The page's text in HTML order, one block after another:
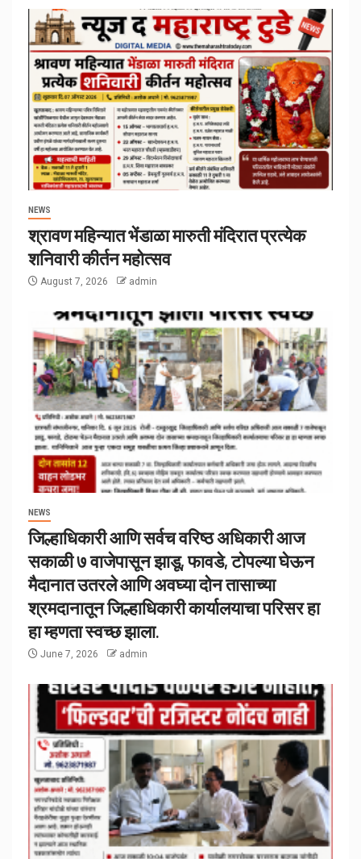
NEWS
श्रावण महिन्यात भेंडाळा मारुती मंदिरात प्रत्येक
शनिवारी कीर्तन महोत्सव
August 7, 2026 admin
NEWS
जिल्हाधिकारी आणि सर्वच वरिष्ठ अधिकारी आज
सकाळी ७ वाजेपासून झाडू, फावडे, टोपल्या घेऊन
मैदानात उतरले आणि अवघ्या दोन तासाच्या
श्रमदानातून जिल्हाधिकारी कार्यालयाचा परिसर हा
हा म्हणता स्वच्छ झाला.
June 7, 2026 admin